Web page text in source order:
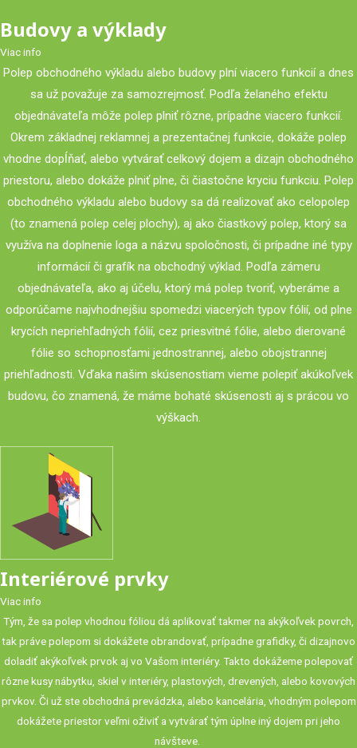
Budovy a výklady
Viac info
Polep obchodného výkladu alebo budovy plní viacero funkcií a dnes
sa už považuje za samozrejmosť. Podľa želaného efektu
objednávateľa môže polep plniť rôzne, prípadne viacero funkcií.
Okrem základnej reklamnej a prezentačnej funkcie, dokáže polep
vhodne dopĺňať, alebo vytvárať celkový dojem a dizajn obchodného
priestoru, alebo dokáže plniť plne, či čiastočne kryciu funkciu. Polep
obchodného výkladu alebo budovy sa dá realizovať ako celopolep
(to znamená polep celej plochy), aj ako čiastkový polep, ktorý sa
využíva na doplnenie loga a názvu spoločnosti, či prípadne iné typy
informácií či grafík na obchodný výklad. Podľa zámeru
objednávateľa, ako aj účelu, ktorý má polep tvoriť, vyberáme a
odporúčame najvhodnejšiu spomedzi viacerých typov fólií, od plne
krycích nepriehľadných fólií, cez priesvitné fólie, alebo dierované
fólie so schopnosťami jednostrannej, alebo obojstrannej
priehľadnosti. Vďaka našim skúsenostiam vieme polepiť akúkoľvek
budovu, čo znamená, že máme bohaté skúsenosti aj s prácou vo
výškach.
Interiérové prvky
Viac info
Tým, že sa polep vhodnou fóliou dá aplikovať takmer na akýkoľvek povrch,
tak práve polepom si dokážete obrandovať, prípadne grafidky, či dizajnovo
doladiť akýkoľvek prvok aj vo Vašom interiéry. Takto dokážeme polepovať
rôzne kusy nábytku, skiel v interiéry, plastových, drevených, alebo kovových
prvkov. Či už ste obchodná prevádzka, alebo kancelária, vhodným polepom
dokážete priestor veľmi oživiť a vytvárať tým úplne iný dojem pri jeho
návšteve.